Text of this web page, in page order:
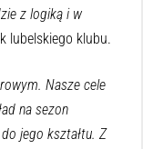
z logiką i w
lubelskiego klubu.
Nasze cele
na sezon
jego kształtu. Z